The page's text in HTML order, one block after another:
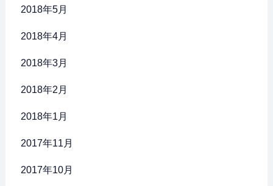
2018年5月
2018年4月
2018年3月
2018年2月
2018年1月
2017年11月
2017年10月